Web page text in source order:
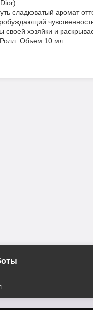
сладковатый аромат
своей хозяйки и
Объем 10 мл